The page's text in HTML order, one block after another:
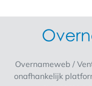
over van een
-Gevestigd op
van Antwerpen.
Overnameweb /
onafhankelijk